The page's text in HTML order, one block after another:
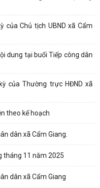
của Chủ tịch UBND xã Cẩm
dung tại buổi Tiếp công dân
của Thường trực HĐND xã
theo kế hoạch
dân xã Cẩm Giang.
tháng 11 năm 2025
dân xã Cẩm Giang